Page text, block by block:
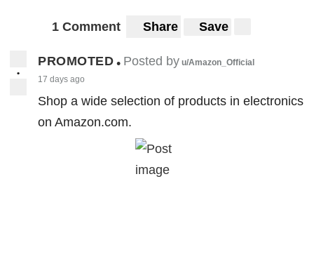
1 Comment Share Save
•
PROMOTED • Posted by u/Amazon_Official
17 days ago
Shop a wide selection of products in electronics
on Amazon.com.